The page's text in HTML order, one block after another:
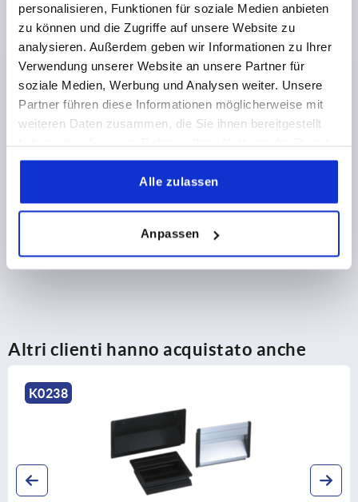
personalisieren, Funktionen für soziale Medien anbieten
zu können und die Zugriffe auf unsere Website zu
analysieren. Außerdem geben wir Informationen zu Ihrer
Verwendung unserer Website an unsere Partner für
soziale Medien, Werbung und Analysen weiter. Unsere
Partner führen diese Informationen möglicherweise mit
weiteren Daten zusammen, die Sie ihnen bereitgestellt
gesammelt haben.
Alle zulassen
Anpassen
Numero d’ordine: K0243.1120000
55,85 CHF
+ IVA
più le spese di spedizione
DETTAGLI
Altri clienti hanno acquistato anche